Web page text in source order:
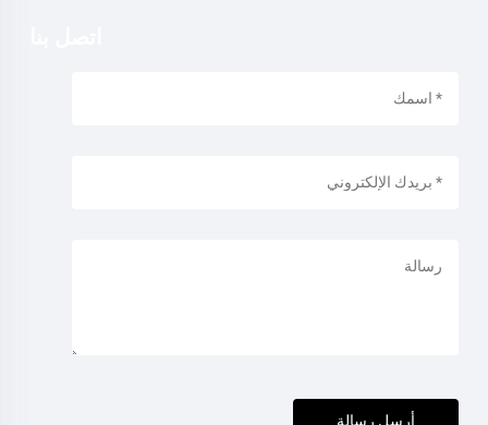
أرسل رسالة